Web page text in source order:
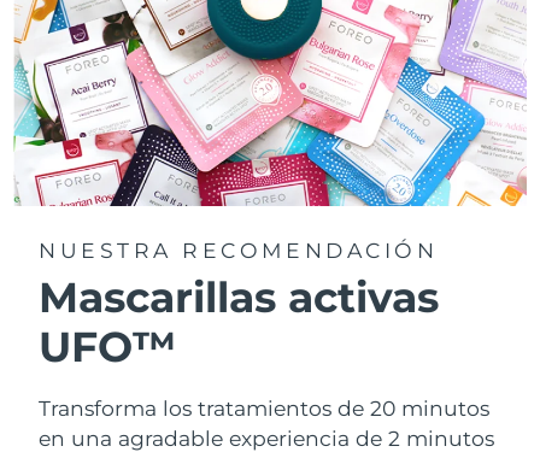
NUESTRA RECOMENDACIÓN
Mascarillas activas
UFO™
Transforma los tratamientos de 20 minutos
en una agradable experiencia de 2 minutos